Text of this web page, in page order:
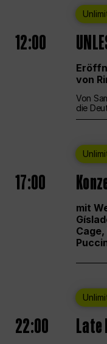
12:00
von
Von
die
17:00
mit
22:00